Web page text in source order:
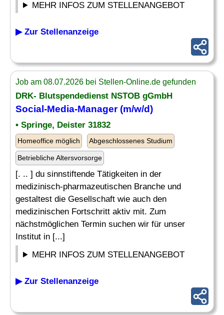
MEHR INFOS ZUM STELLENANGEBOT
▶ Zur Stellenanzeige
Job am 08.07.2026 bei Stellen-Online.de gefunden
DRK- Blutspendedienst NSTOB gGmbH
Social-Media-Manager(m/w/d)
• Springe, Deister 31832
Homeoffice möglich Abgeschlossenes Studium
Betriebliche Altersvorsorge
[. .. ] du sinnstiftende Tätigkeiten in der
medizinisch-pharmazeutischen Branche und
gestaltest die Gesellschaft wie auch den
medizinischen Fortschritt aktiv mit. Zum
nächstmöglichen Termin suchen wir für unser
Institut in [...]
MEHR INFOS ZUM STELLENANGEBOT
▶ Zur Stellenanzeige